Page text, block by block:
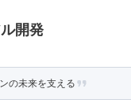
開発
の未来を支える